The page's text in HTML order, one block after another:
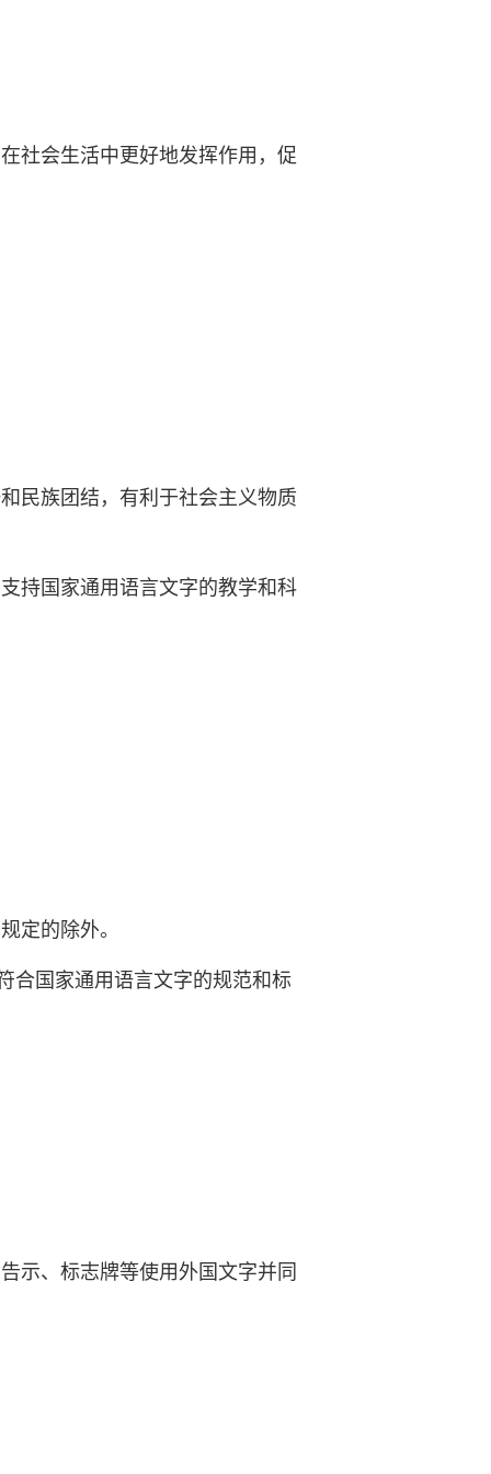
社会生活中更好地发挥作用，促
民族团结，有利于社会主义物质
持国家通用语言文字的教学和科
定的除外。
合国家通用语言文字的规范和标
示、标志牌等使用外国文字并同